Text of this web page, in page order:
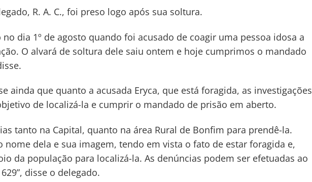
R. A. C., foi preso logo após sua soltura.
no dia 1º de agosto quando foi acusado de coagir uma pessoa idosa a
O alvará de soltura dele saiu ontem e hoje cumprimos o mandado
ainda que quanto a acusada Eryca, que está foragida, as investigações
de localizá-la e cumprir o mandado de prisão em aberto.
tanto na Capital, quanto na área Rural de Bonfim para prendê-la.
nome dela e sua imagem, tendo em vista o fato de estar foragida e,
da população para localizá-la. As denúncias podem ser efetuadas ao
disse o delegado.